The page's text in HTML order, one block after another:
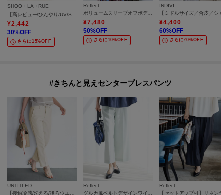
SHOO・LA・RUE
【高レビュー/ひんやり/UV/SS-3L/セットアップ可】さらさらぷるん イージーテーパードパンツ
¥2,442
30%OFF
さらに15%OFF
Reflect
ボリュームスリーブオフボディブラウス
¥7,480
50%OFF
さらに10%OFF
INDIVI
¥4,400
60%OFF
さらに20%OFF
#きちんと見えセンタープレスパンツ
UNTITLED
Reflect
Reflect